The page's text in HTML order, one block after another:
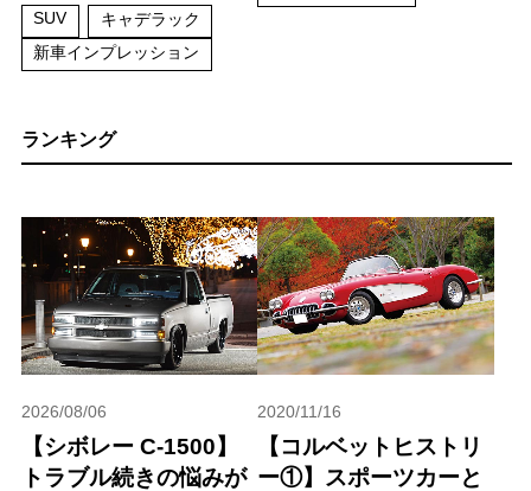
SUV
キャデラック
新車インプレッション
ランキング
2026/08/06
【シボレー C-1500】
トラブル続きの悩みが
2020/11/16
【コルベットヒストリ
ー①】スポーツカーと